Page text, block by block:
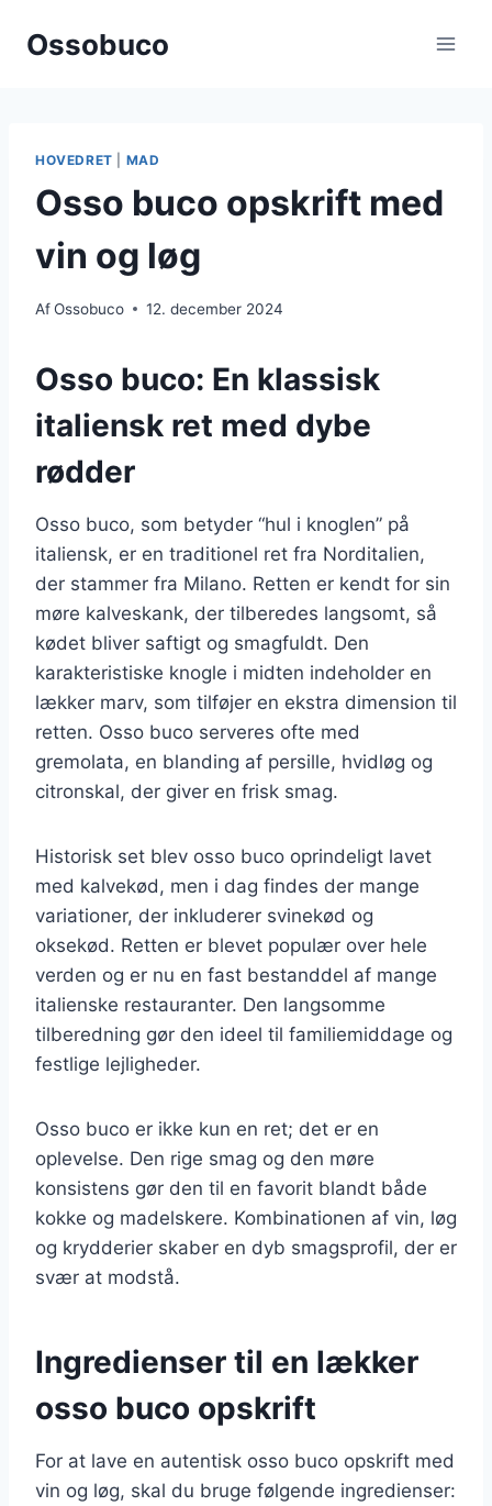
Ossobuco
HOVEDRET MAD
Osso buco opskrift med
vin og løg
AfOssobuco 12. december 2024
Osso buco: En klassisk
italiensk ret med dybe
rødder
Osso buco, som betyder “hul i knoglen” på
italiensk, er en traditionel ret fra Norditalien,
der stammer fra Milano. Retten er kendt for sin
møre kalveskank, der tilberedes langsomt, så
kødet bliver saftigt og smagfuldt. Den
karakteristiske knogle i midten indeholder en
lækker marv, som tilføjer en ekstra dimension til
retten. Osso buco serveres ofte med
gremolata, en blanding af persille, hvidløg og
citronskal, der giver en frisk smag.
Historisk set blev osso buco oprindeligt lavet
med kalvekød, men i dag findes der mange
variationer, der inkluderer svinekød og
oksekød. Retten er blevet populær over hele
verden og er nu en fast bestanddel af mange
italienske restauranter. Den langsomme
tilberedning gør den ideel til familiemiddage og
festlige lejligheder.
Osso buco er ikke kun en ret; det er en
oplevelse. Den rige smag og den møre
konsistens gør den til en favorit blandt både
kokke og madelskere. Kombinationen af vin, løg
og krydderier skaber en dyb smagsprofil, der er
svær at modstå.
Ingredienser til en lækker
osso buco opskrift
For at lave en autentisk osso buco opskrift med
vin og løg, skal du bruge følgende ingredienser: